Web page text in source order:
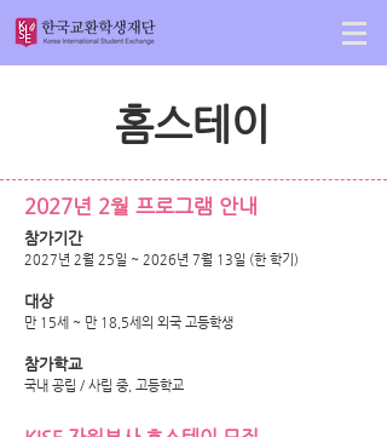
홈스테이
2027년 2월 프로그램 안내
참가기간
2027년 2월 25일 ~ 2026년 7월 13일 (한 학기)
대상
만 15세 ~ 만 18,5세의 외국 고등학생
참가학교
​국내 공립 / 사립 중, 고등학교